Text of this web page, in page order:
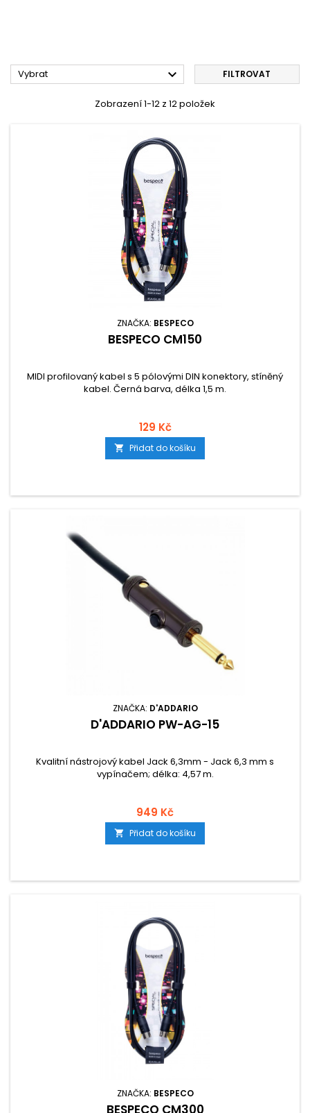
Vybrat  FILTROVAT
Zobrazení 1-12 z 12 položek
ZNAČKA: BESPECO
BESPECO CM150
MIDI profilovaný kabel s 5 pólovými DIN konektory, stíněný
kabel. Černá barva, délka 1,5 m.
129 Kč
 Přidat do košíku
ZNAČKA: D'ADDARIO
D'ADDARIO PW-AG-15
Kvalitní nástrojový kabel Jack 6,3mm - Jack 6,3 mm s
vypínačem; délka: 4,57 m.
949 Kč
 Přidat do košíku
ZNAČKA: BESPECO
BESPECO CM300